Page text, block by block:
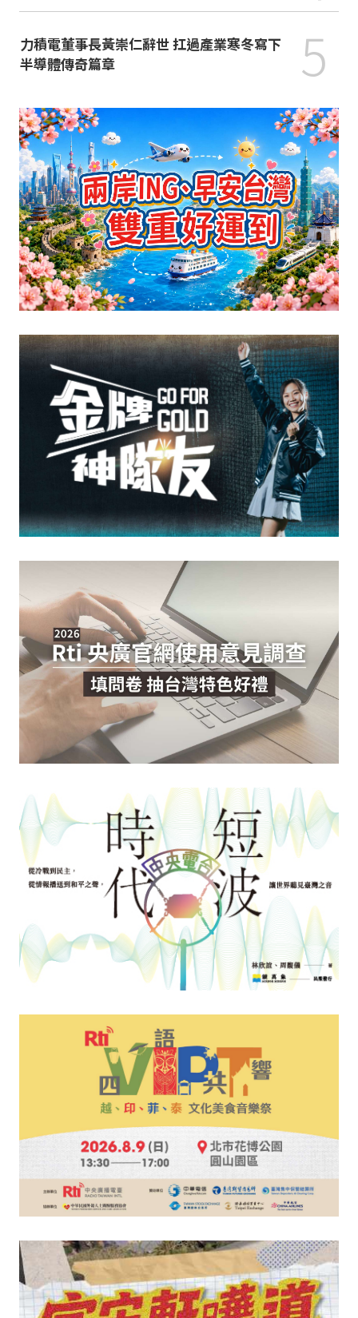
力積電董事長黃崇仁辭世 扛過產業寒冬寫下
半導體傳奇篇章
5